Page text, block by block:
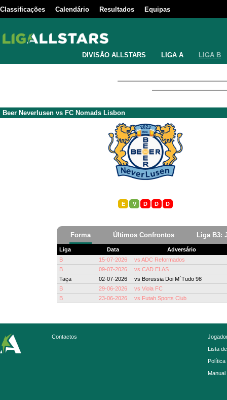
Classificações Calendário Resultados Equipas
DIVISÃO ALLSTARS LIGA A LIGA B
Beer Neverlusen vs FC Nomads Lisbon
E V D D D
Forma Últimos Confrontos Liga B3:
Liga Data
Adversário
B
15-07-2026 vs ADC Reformados
B
09-07-2026 vs CAD ELAS
Taça
02-07-2026 vs Borussia Doi M´Tudo 98
B
29-06-2026 vs Viola FC
B
23-06-2026 vs Futah Sports Club
Contactos
Lista
Política